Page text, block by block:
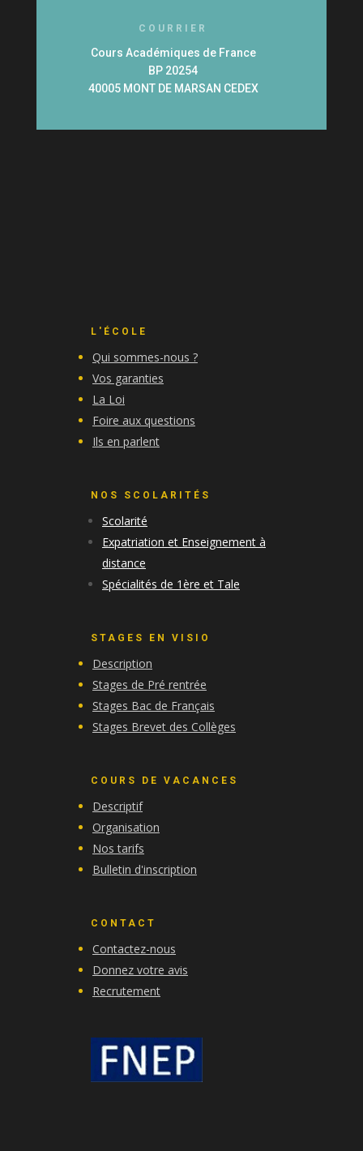
COURRIER
Cours Académiques de France
BP 20254
40005 MONT DE MARSAN CEDEX
L'ÉCOLE
Qui sommes-nous ?
Vos garanties
La Loi
Foire aux questions
Ils en parlent
NOS SCOLARITÉS
Scolarité
Expatriation et Enseignement à
distance
Spécialités de 1ère et Tale
STAGES EN VISIO
Description
Stages de Pré rentrée
Stages Bac de Français
Stages Brevet des Collèges
COURS DE VACANCES
Descriptif
Organisation
Nos tarifs
Bulletin d'inscription
CONTACT
Contactez-nous
Donnez votre avis
Recrutement